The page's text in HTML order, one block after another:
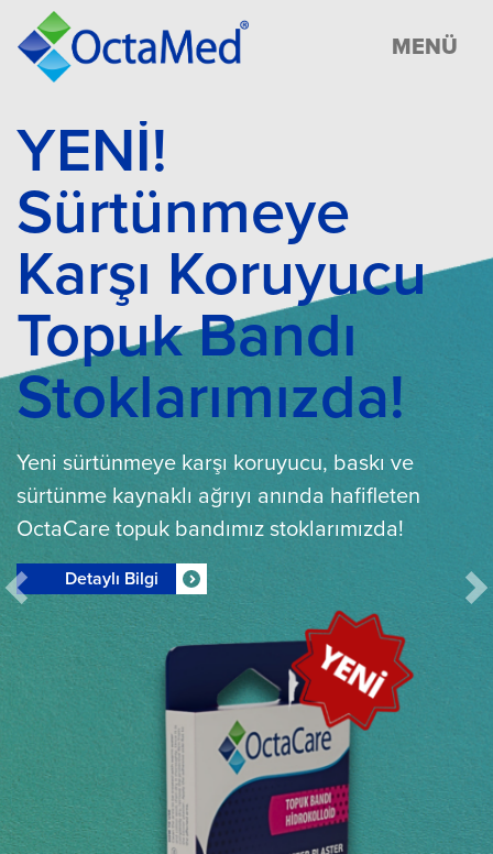
MENÜ
YENİ!
Sürtünmeye
Karşı Koruyucu
Topuk Bandı
Stoklarımızda!
Yeni sürtünmeye karşı koruyucu, baskı ve
sürtünme kaynaklı ağrıyı anında hafifleten
OctaCare topuk bandımız stoklarımızda!
Detaylı Bilgi